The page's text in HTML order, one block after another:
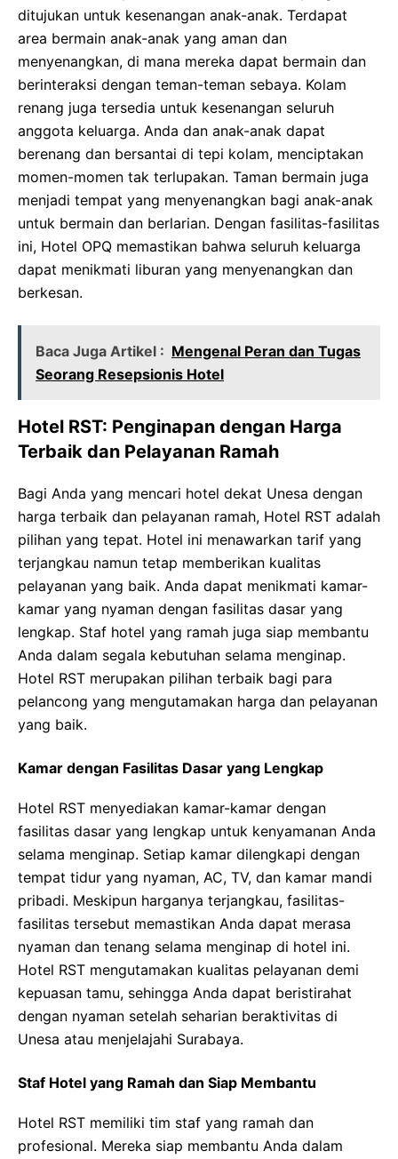
ditujukan untuk kesenangan anak-anak. Terdapat
area bermain anak-anak yang aman dan
menyenangkan, di mana mereka dapat bermain dan
berinteraksi dengan teman-teman sebaya. Kolam
renang juga tersedia untuk kesenangan seluruh
anggota keluarga. Anda dan anak-anak dapat
berenang dan bersantai di tepi kolam, menciptakan
momen-momen tak terlupakan. Taman bermain juga
menjadi tempat yang menyenangkan bagi anak-anak
untuk bermain dan berlarian. Dengan fasilitas-fasilitas
ini, Hotel OPQ memastikan bahwa seluruh keluarga
dapat menikmati liburan yang menyenangkan dan
berkesan.
Baca Juga Artikel : Mengenal Peran dan Tugas
Seorang Resepsionis Hotel
Hotel RST: Penginapan dengan Harga
Terbaik dan Pelayanan Ramah
Bagi Anda yang mencari hotel dekat Unesa dengan
harga terbaik dan pelayanan ramah, Hotel RST adalah
pilihan yang tepat. Hotel ini menawarkan tarif yang
terjangkau namun tetap memberikan kualitas
pelayanan yang baik. Anda dapat menikmati kamar-
kamar yang nyaman dengan fasilitas dasar yang
lengkap. Staf hotel yang ramah juga siap membantu
Anda dalam segala kebutuhan selama menginap.
Hotel RST merupakan pilihan terbaik bagi para
pelancong yang mengutamakan harga dan pelayanan
yang baik.
Kamar dengan Fasilitas Dasar yang Lengkap
Hotel RST menyediakan kamar-kamar dengan
fasilitas dasar yang lengkap untuk kenyamanan Anda
selama menginap. Setiap kamar dilengkapi dengan
tempat tidur yang nyaman, AC, TV, dan kamar mandi
pribadi. Meskipun harganya terjangkau, fasilitas-
fasilitas tersebut memastikan Anda dapat merasa
nyaman dan tenang selama menginap di hotel ini.
Hotel RST mengutamakan kualitas pelayanan demi
kepuasan tamu, sehingga Anda dapat beristirahat
dengan nyaman setelah seharian beraktivitas di
Unesa atau menjelajahi Surabaya.
Staf Hotel yang Ramah dan Siap Membantu
Hotel RST memiliki tim staf yang ramah dan
profesional. Mereka siap membantu Anda dalam